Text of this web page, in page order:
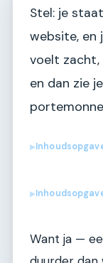
Stel: je
website, en
voelt
en dan zie
▶
▶
Want ja —